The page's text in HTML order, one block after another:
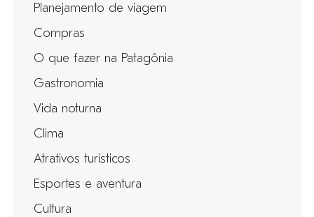
Planejamento de viagem
Compras
O que fazer na Patagônia
Gastronomia
Vida noturna
Clima
Atrativos turísticos
Esportes e aventura
Cultura